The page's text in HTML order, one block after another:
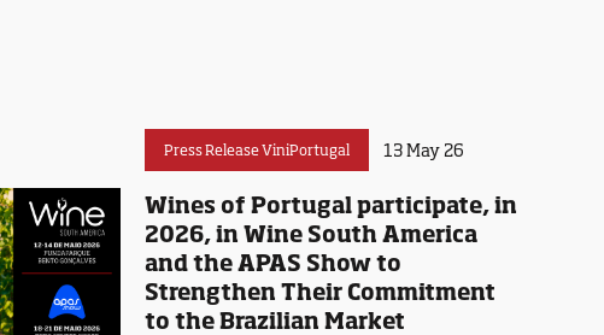
Press Release ViniPortugal 13 May 26
Wines of Portugal participate, in
2026, in Wine South America
and the APAS Show to
Strengthen Their Commitment
to the Brazilian Market